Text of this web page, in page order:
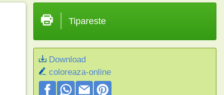
Tipareste
Download
coloreaza-online